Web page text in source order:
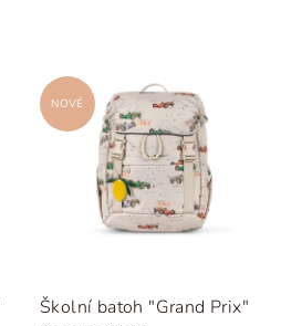
NOVÉ
Školní batoh "Grand Prix"